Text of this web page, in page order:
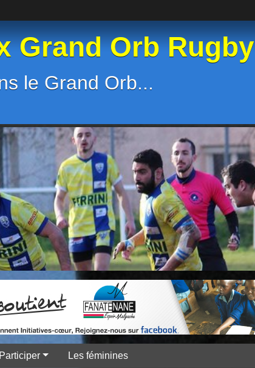
Grand Orb Rugby
le Grand Orb...
Participer Les féminines